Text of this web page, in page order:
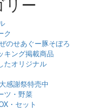
リー
ク
のせあぐー豚そぼろ
キング掲載商品
たオリジナル
感謝祭特売中
ツ・野菜
・セット